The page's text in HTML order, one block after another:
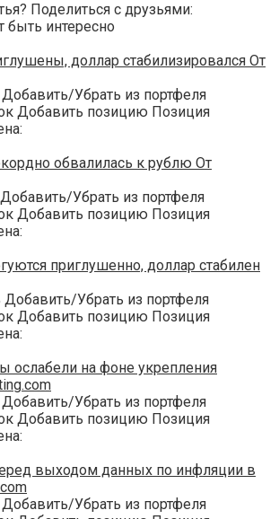
Поделиться с друзьями:
интересно
доллар стабилизировался От
Убрать из портфеля
Добавить позицию Позиция
обвалилась к рублю От
Добавить/Убрать из портфеля
Добавить позицию Позиция
приглушенно, доллар стабилен
Добавить/Убрать из портфеля
Добавить позицию Позиция
ослабели на фоне укрепления
Убрать из портфеля
Добавить позицию Позиция
выходом данных по инфляции в
Убрать из портфеля